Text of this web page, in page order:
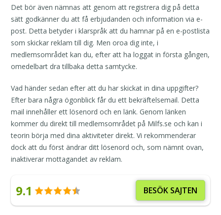
Det bör även nämnas att genom att registrera dig på detta
sätt godkänner du att få erbjudanden och information via e-
post. Detta betyder i klarspråk att du hamnar på en e-postlista
som skickar reklam till dig. Men oroa dig inte, i
medlemsområdet kan du, efter att ha loggat in första gången,
omedelbart dra tillbaka detta samtycke.
Vad händer sedan efter att du har skickat in dina uppgifter?
Efter bara några ögonblick får du ett bekräftelsemail. Detta
mail innehåller ett lösenord och en länk. Genom länken
kommer du direkt till medlemsområdet på Milfs.se och kan i
teorin börja med dina aktiviteter direkt. Vi rekommenderar
dock att du först ändrar ditt lösenord och, som nämnt ovan,
inaktiverar mottagandet av reklam.
9.1 BESÖK SAJTEN